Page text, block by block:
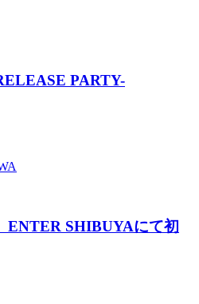
PARTY-
ENTER SHIBUYAにて初